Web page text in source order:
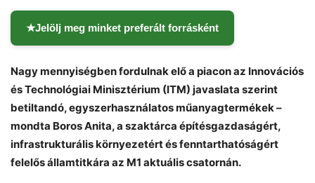
★Jelölj meg minket preferált forrásként
Nagy mennyiségben fordulnak elő a piacon az Innovációs
és Technológiai Minisztérium (ITM) javaslata szerint
betiltandó, egyszerhasználatos műanyagtermékek –
mondta Boros Anita, a szaktárca építésgazdaságért,
infrastrukturális környezetért és fenntarthatóságért
felelős államtitkára az M1 aktuális csatornán.
Helló! Miben segíthetek ma?